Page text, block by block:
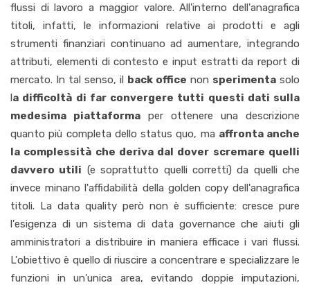
flussi di lavoro a maggior valore. All'interno dell'anagrafica
titoli, infatti, le informazioni relative ai prodotti e agli
strumenti finanziari continuano ad aumentare, integrando
attributi, elementi di contesto e input estratti da report di
mercato. In tal senso, il back office non sperimenta solo
la difficoltà di far convergere tutti questi dati sulla
medesima piattaforma per ottenere una descrizione
quanto più completa dello status quo, ma affronta anche
la complessità che deriva dal dover scremare quelli
davvero utili (e soprattutto quelli corretti) da quelli che
invece minano l'affidabilità della golden copy dell'anagrafica
titoli. La data quality però non è sufficiente: cresce pure
l'esigenza di un sistema di data governance che aiuti gli
amministratori a distribuire in maniera efficace i vari flussi.
L'obiettivo è quello diriuscire a concentrare e specializzare le
funzioni in un’unica area, evitando doppie imputazioni,